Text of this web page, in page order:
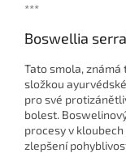
***
Boswellia
Tato smola,
složkou
pro své
bolest.
procesy v
zlepšení